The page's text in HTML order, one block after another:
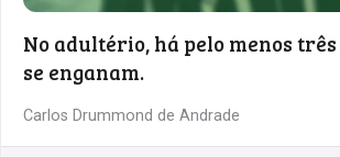
No adultério, há pelo menos três
se enganam.
Carlos Drummond de Andrade